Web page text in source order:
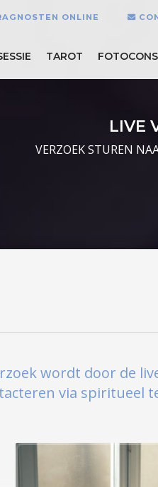
ONLINE
TAROT
LIVE
VERZOEK STUREN
wordt door de
via spiritueel